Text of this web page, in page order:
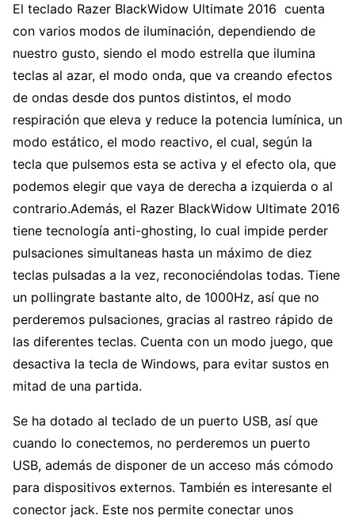
El teclado Razer BlackWidow Ultimate 2016 cuenta
con varios modos de iluminación, dependiendo de
nuestro gusto, siendo el modo estrella que ilumina
teclas al azar, el modo onda, que va creando efectos
de ondas desde dos puntos distintos, el modo
respiración que eleva y reduce la potencia lumínica, un
modo estático, el modo reactivo, el cual, según la
tecla que pulsemos esta se activa y el efecto ola, que
podemos elegir que vaya de derecha a izquierda o al
contrario.Además, el Razer BlackWidow Ultimate 2016
tiene tecnología anti-ghosting, lo cual impide perder
pulsaciones simultaneas hasta un máximo de diez
teclas pulsadas a la vez, reconociéndolas todas. Tiene
un pollingrate bastante alto, de 1000Hz, así que no
perderemos pulsaciones, gracias al rastreo rápido de
las diferentes teclas. Cuenta con un modo juego, que
desactiva la tecla de Windows, para evitar sustos en
mitad de una partida.
Se ha dotado al teclado de un puerto USB, así que
cuando lo conectemos, no perderemos un puerto
USB, además de disponer de un acceso más cómodo
para dispositivos externos. También es interesante el
conector jack. Este nos permite conectar unos